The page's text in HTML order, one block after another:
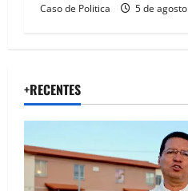
Caso de Politica 5 de
+RECENTES